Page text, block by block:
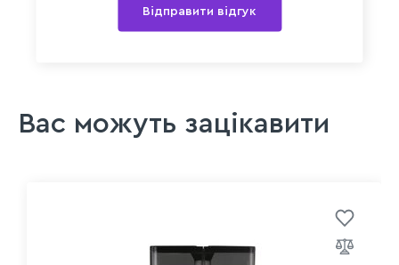
Відправити відгук
Вас можуть зацікавити